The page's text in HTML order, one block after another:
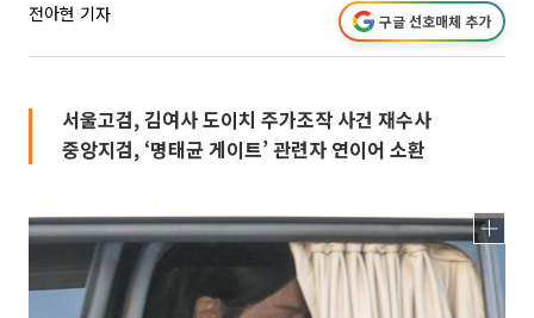
전아현 기자 구글 선호매체 추가
서울고검, 김여사 도이치 주가조작 사건 재수사
중앙지검, ‘명태균 게이트’ 관련자 연이어 소환